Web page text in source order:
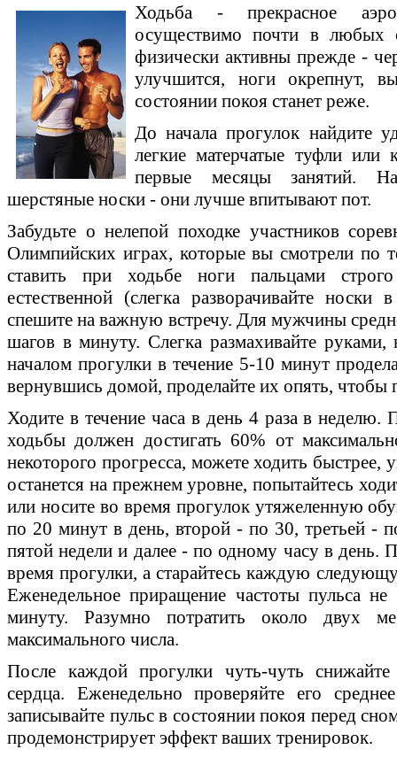
Ходьба - прекрасное
осуществимо почти в любых
физически активны прежде -
улучшится, ноги окрепнут,
состоянии покоя станет реже.
До начала прогулок найдите
легкие матерчатые туфли
первые месяцы занятий.
шерстяные носки - они лучше впитывают пот.
Забудьте о нелепой походке участников
Олимпийских играх, которые вы смотрели по
ставить при ходьбе ноги пальцами
естественной (слегка разворачивайте
спешите на важную встречу. Для мужчины
шагов в минуту. Слегка размахивайте
началом прогулки в течение 5-10 минут
вернувшись домой, проделайте их опять, чтобы
Ходите в течение часа в день 4 раза в
ходьбы должен достигать 60% от
некоторого прогресса, можете ходить быстрее,
останется на прежнем уровне, попытайтесь
или носите во время прогулок утяжеленную
по 20 минут в день, второй - по 30, третьей -
пятой недели и далее - по одному часу в день.
время прогулки, а старайтесь каждую
Еженедельное приращение частоты пульса
минуту. Разумно потратить около двух
максимального числа.
После каждой прогулки чуть-чуть снижайте
сердца. Еженедельно проверяйте его
записывайте пульс в состоянии покоя перед
продемонстрирует эффект ваших тренировок.